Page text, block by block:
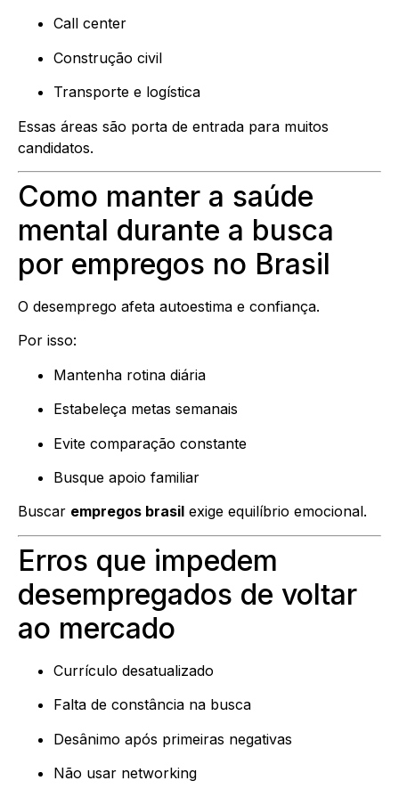
Call center
Construção civil
Transporte e logística
Essas áreas são porta de entrada para muitos
candidatos.
Como manter a saúde
mental durante a busca
por empregos no Brasil
O desemprego afeta autoestima e confiança.
Por isso:
Mantenha rotina diária
Estabeleça metas semanais
Evite comparação constante
Busque apoio familiar
Buscar empregos brasil exige equilíbrio emocional.
Erros que impedem
desempregados de voltar
ao mercado
Currículo desatualizado
Falta de constância na busca
Desânimo após primeiras negativas
Não usar networking